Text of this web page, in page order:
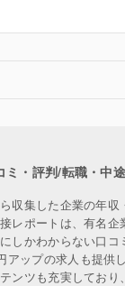
・評判/転職・中
収集した企業の年
レポートは、有名
しかわからない口
ップの求人も提供
ンツも充実してお